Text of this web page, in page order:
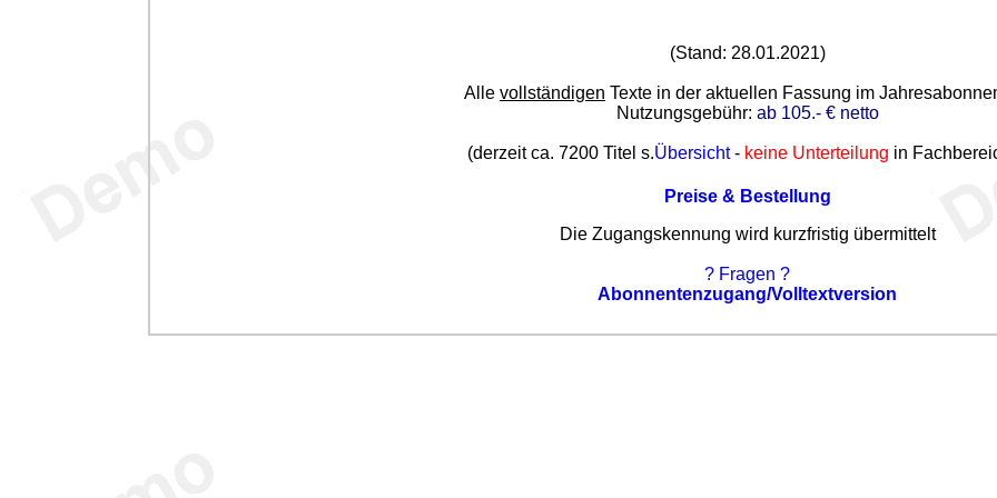
(Stand: 28.01.2021)
Alle vollständigen Texte in der aktuellen Fassung im
Nutzungsgebühr: ab 105.- € netto
(derzeit ca. 7200 Titel s.Übersicht- keine Unterteilung in
Preise & Bestellung
Die Zugangskennung wird kurzfristig übermittelt
? Fragen ?
Abonnentenzugang/Volltextversion